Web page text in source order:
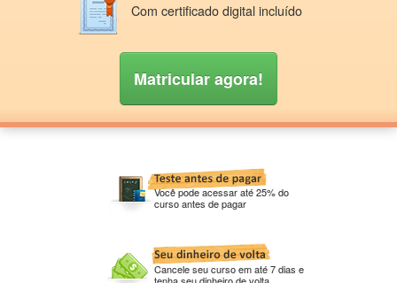
Com certificado digital incluído
Matricular agora!
Você pode acessar até 25% do
curso antes de pagar
Cancele seu curso em até 7 dias e